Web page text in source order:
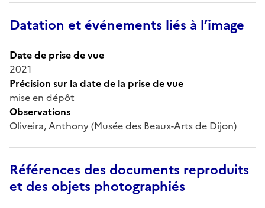
Datation et événements liés à l’image
Date de prise de vue
2021
Précision sur la date de la prise de vue
mise en dépôt
Observations
Oliveira, Anthony (Musée des Beaux-Arts de Dijon)
Références des documents reproduits
et des objets photographiés